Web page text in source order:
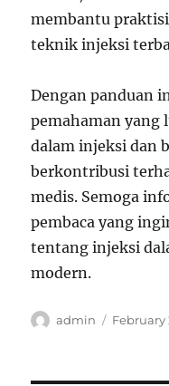
membantu
teknik injeksi
Dengan panduan
pemahaman yang
dalam injeksi dan
berkontribusi
medis. Semoga
pembaca yang
tentang injeksi
modern.
Author
admin
Posted
February